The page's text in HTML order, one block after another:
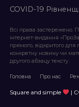
COVID-19
Всі права застережено.
інтернет-видання
прямого, відкритого
конкретну новину чи
другого абзацу тексту.
Головна Про нас
Square and simple |